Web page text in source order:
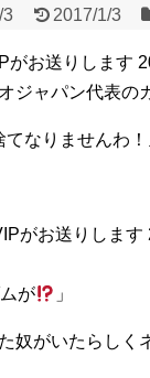
3 2017/1/3
がお送りします
ジャパン代表
なりませんわ！
がお送りしま
が 」
がいたらしく